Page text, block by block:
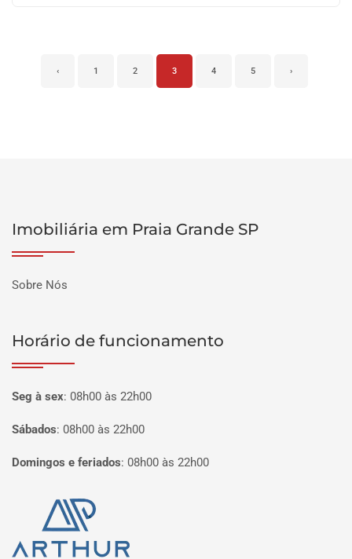
‹ 1 2 3 4 5 ›
Imobiliária em Praia Grande SP
Sobre Nós
Horário de funcionamento
Seg à sex: 08h00 às 22h00
Sábados: 08h00 às 22h00
Domingos e feriados: 08h00 às 22h00
Página inicial